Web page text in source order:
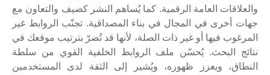
والعلاقات العامة الرقمية. كما يُساهم النشر كضيف والتعاون مع
جهات أخرى في المجال في بناء المصداقية. تجنّب الروابط غير
المرغوب فيها أو غير ذات الصلة، لأنها قد تُضرّ بترتيب موقعك في
نتائج البحث. يُحسّن ملف الروابط الخلفية القوي من سلطة
النطاق، ويعزز ظهوره، ويُشير إلى الثقة لدى المستخدمين